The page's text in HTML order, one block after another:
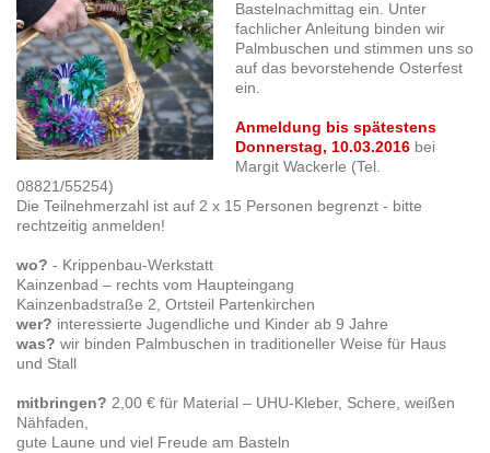
Bastelnachmittag ein. Unter
fachlicher Anleitung binden wir
Palmbuschen und stimmen uns so
auf das bevorstehende Osterfest
ein.
Anmeldung bis spätestens
Donnerstag, 10.03.2016 bei
Margit Wackerle (Tel.
08821/55254)
Die Teilnehmerzahl ist auf 2 x 15 Personen begrenzt - bitte
rechtzeitig anmelden!
wo? - Krippenbau-Werkstatt
Kainzenbad – rechts vom Haupteingang
Kainzenbadstraße 2, Ortsteil Partenkirchen
wer? interessierte Jugendliche und Kinder ab 9 Jahre
was? wir binden Palmbuschen in traditioneller Weise für Haus
und Stall
mitbringen? 2,00 € für Material – UHU-Kleber, Schere, weißen
Nähfaden,
gute Laune und viel Freude am Basteln